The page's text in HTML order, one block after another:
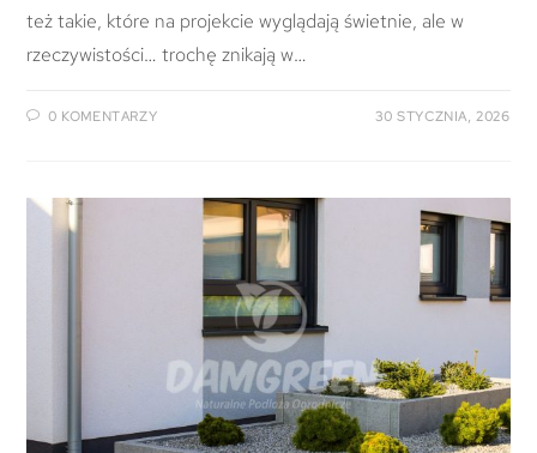
też takie, które na projekcie wyglądają świetnie, ale w
rzeczywistości… trochę znikają w…
0 KOMENTARZY 30 STYCZNIA, 2026